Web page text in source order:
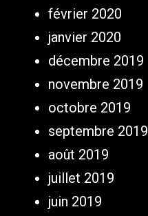
février 2020
janvier 2020
décembre 2019
novembre 2019
octobre 2019
septembre 2019
août 2019
juillet 2019
juin 2019